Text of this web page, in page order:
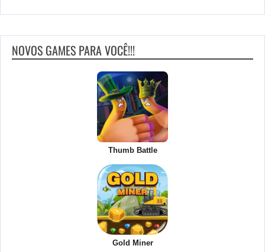
NOVOS GAMES PARA VOCÊ!!!
Thumb Battle
Gold Miner